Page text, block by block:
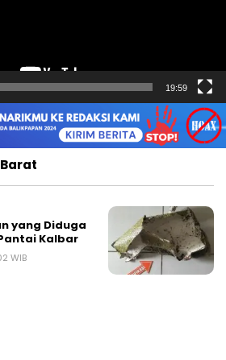
19:59
yang Diduga
Kalbar
WIB